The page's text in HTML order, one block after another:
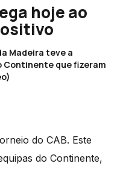
hoje ao
Madeira teve a
Continente que fizeram
do CAB. Este
do Continente,